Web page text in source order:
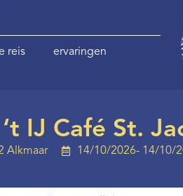
reis ervaringen
IJ Café St.
Alkmaar 14/10/2026- 14/10/